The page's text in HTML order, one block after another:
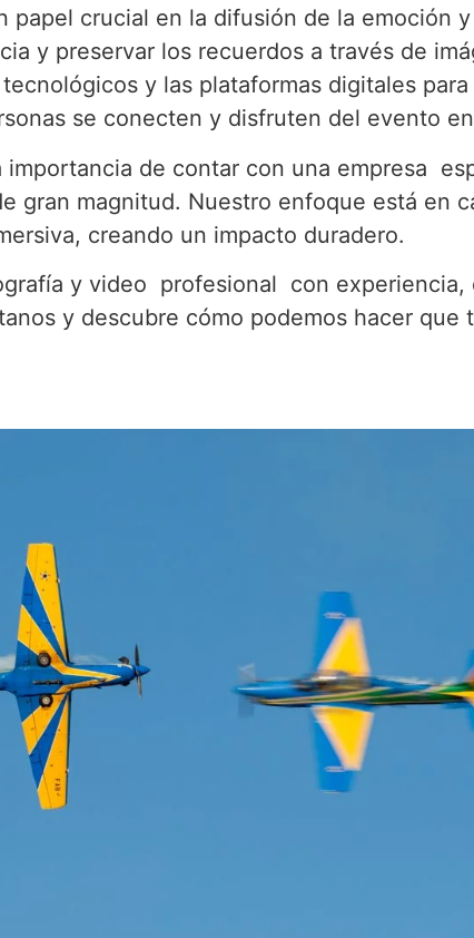
papel crucial en la difusión de la emoción
y preservar los recuerdos a través de
y las plataformas digitales
se conecten y disfruten del evento
de contar con una empresa
gran magnitud. Nuestro enfoque está en
creando un impacto duradero.
y video profesional con experiencia,
y descubre cómo podemos hacer que